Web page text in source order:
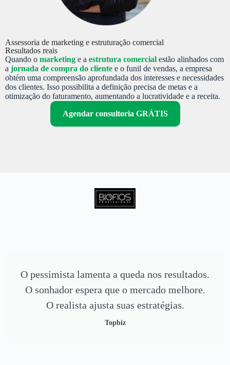
Assessoria de marketing e estruturação comercial
Resultados reais
Quando o marketing e a estrutura comercial estão alinhados com
a jornada de compra do cliente e o funil de vendas, a empresa
obtém uma compreensão aprofundada dos interesses e necessidades
dos clientes. Isso possibilita a definição precisa de metas e a
otimização do faturamento, aumentando a lucratividade e a receita.
Agendar consultoria GRÁTIS
O pessimista lamenta a queda nos resultados.
O sonhador espera que o mercado melhore.
O realista ajusta suas estratégias.
Topbiz